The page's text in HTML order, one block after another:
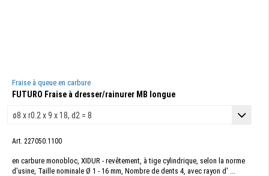
Fraise à queue en carbure
FUTURO Fraise à dresser/rainurer MB longue
Art. 227050.1100
en carbure monobloc, XIDUR - revêtement, à tige cylindrique, selon la norme
d'usine, Taille nominale Ø 1 - 16 mm, Nombre de dents 4, avec rayon d' ...